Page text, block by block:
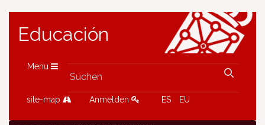
Educación
Menü
site-map Anmelden ES EU